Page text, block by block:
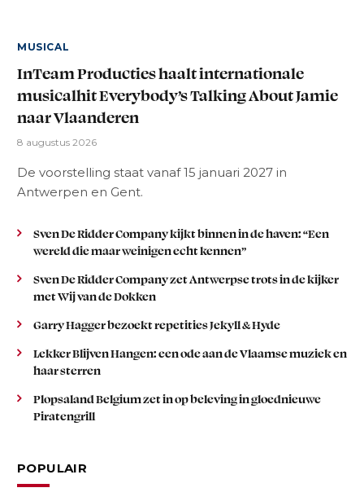
MUSICAL
InTeam Producties haalt internationale
musicalhit Everybody’s Talking About Jamie
naar Vlaanderen
8 augustus 2026
De voorstelling staat vanaf 15 januari 2027 in
Antwerpen en Gent.
Sven De Ridder Company kijkt binnen in de haven: “Een
wereld die maar weinigen echt kennen”
Sven De Ridder Company zet Antwerpse trots in de kijker
met Wij van de Dokken
Garry Hagger bezoekt repetities Jekyll & Hyde
Lekker Blijven Hangen: een ode aan de Vlaamse muziek en
haar sterren
Plopsaland Belgium zet in op beleving in gloednieuwe
Piratengrill
POPULAIR